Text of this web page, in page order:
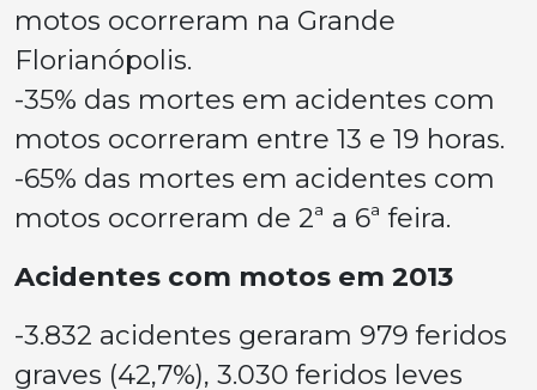
motos ocorreram na Grande
Florianópolis.
-35% das mortes em acidentes com
motos ocorreram entre 13 e 19 horas.
-65% das mortes em acidentes com
motos ocorreram de 2ª a 6ª feira.
Acidentes com motos em 2013
-3.832 acidentes geraram 979 feridos
graves (42,7%), 3.030 feridos leves